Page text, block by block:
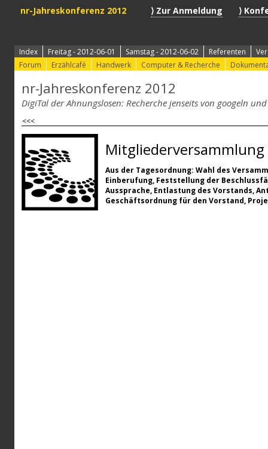
Index Freitag - 2012-06-01 Samstag - 2012-06-02 Referenten
Forum
Erzählcafé Handwerk Computer & Recherche
nr-Jahreskonferenz 2012
DigiTal der Ahnungslosen: Recherche jenseits von googeln
Aus der Tagesordnung: Wahl des
Einberufung, Feststellung der
Aussprache, Entlastung des Vorstands,
Geschäftsordnung für den Vorstand,
<<<
nr-Jahreskonferenz 2012 ⟩ Zur Anmeldung ⟩